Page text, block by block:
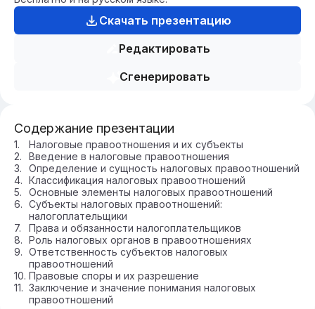
Скачать презентацию
Редактировать
Сгенерировать
Содержание презентации
Налоговые правоотношения и их субъекты
Введение в налоговые правоотношения
Определение и сущность налоговых правоотношений
Классификация налоговых правоотношений
Основные элементы налоговых правоотношений
Субъекты налоговых правоотношений:
налогоплательщики
Права и обязанности налогоплательщиков
Роль налоговых органов в правоотношениях
Ответственность субъектов налоговых
правоотношений
Правовые споры и их разрешение
Заключение и значение понимания налоговых
правоотношений